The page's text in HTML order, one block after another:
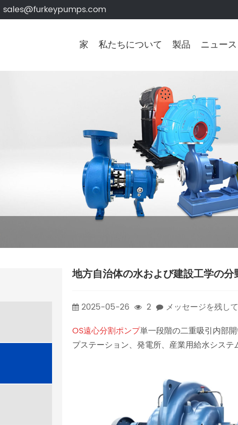
sales@furkeypumps.com
家 私たちについて 製品 ニュース
地方自治体の水および建設工学の
2025-05-26 2
メッセージを残し
OS遠心分割ポンプ単一段階の二重吸引内部
プステーション、発電所、産業用給水システ